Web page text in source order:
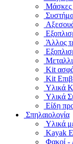
Μάσκες
Άλλος
Kit
Kit
Υλικά
Υλικά
Είδη
Σπηλαιολογία
Υλικά
Kayak
Φακοί -